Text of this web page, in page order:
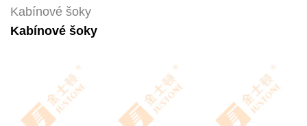
Kabínové šoky
Kabínové šoky